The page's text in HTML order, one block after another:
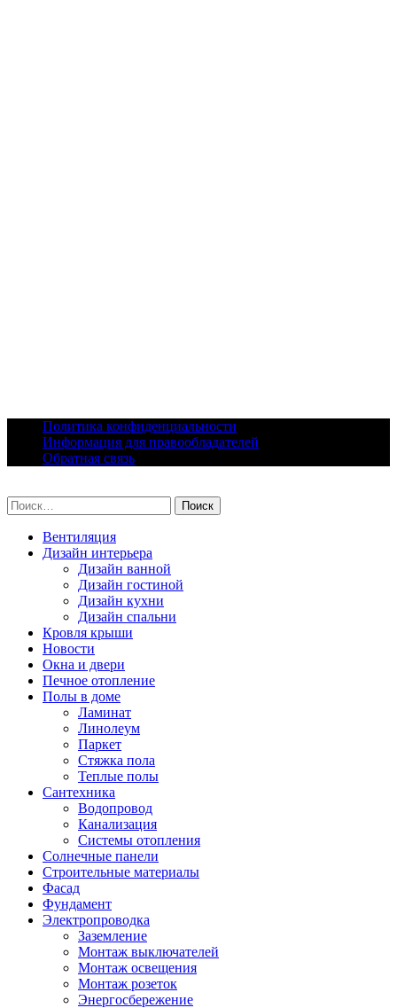
content
Политика конфиденциальности
Информация для правообладателей
Обратная связь
Найти:
Вентиляция
Дизайн интерьера
Дизайн ванной
Дизайн гостиной
Дизайн кухни
Дизайн спальни
Кровля крыши
Новости
Окна и двери
Печное отопление
Полы в доме
Ламинат
Линолеум
Паркет
Стяжка пола
Теплые полы
Сантехника
Водопровод
Канализация
Системы отопления
Солнечные панели
Строительные материалы
Фасад
Фундамент
Электропроводка
Заземление
Монтаж выключателей
Монтаж освещения
Монтаж розеток
Энергосбережение